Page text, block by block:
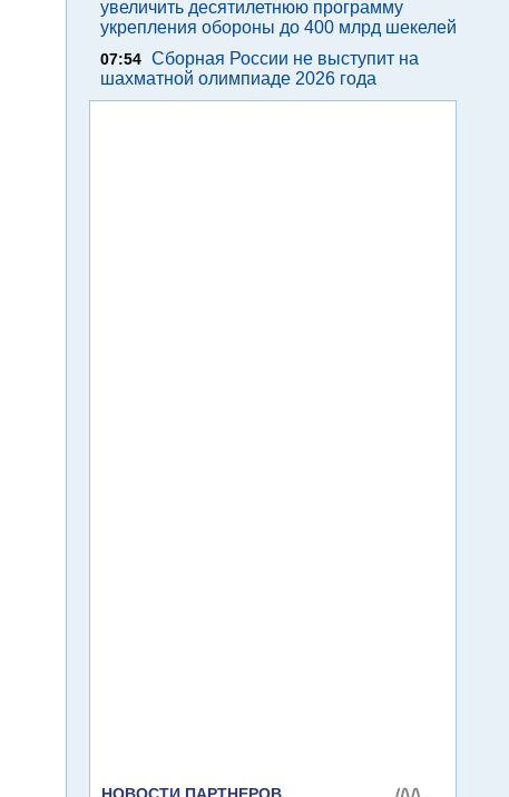
увеличить десятилетнюю программу
укрепления обороны до 400 млрд шекелей
07:54 Сборная России не выступит на
шахматной олимпиаде 2026 года